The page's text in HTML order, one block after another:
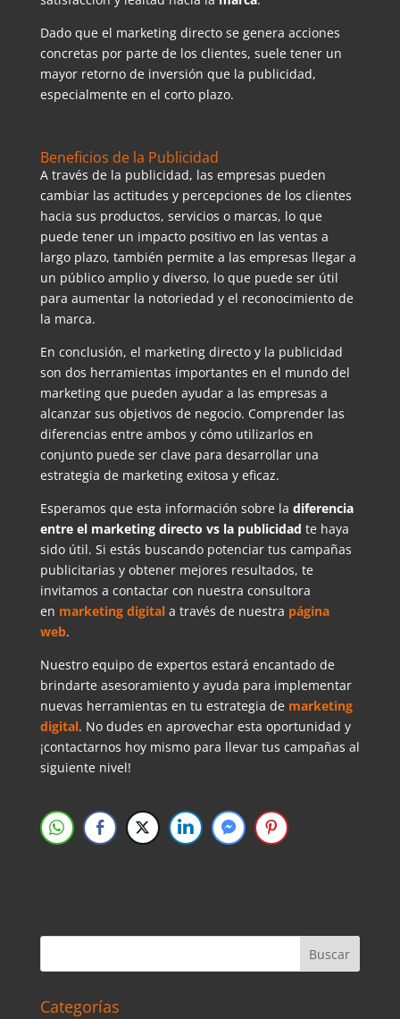
Dado que el marketing directo se genera acciones
concretas por parte de los clientes, suele tener un
mayor retorno de inversión que la publicidad,
especialmente en el corto plazo.
Beneficios de la Publicidad
A través de la publicidad, las empresas pueden
cambiar las actitudes y percepciones de los clientes
hacia sus productos, servicios o marcas, lo que
puede tener un impacto positivo en las ventas a
largo plazo, también permite a las empresas llegar a
un público amplio y diverso, lo que puede ser útil
para aumentar la notoriedad y el reconocimiento de
la marca.
En conclusión, el marketing directo y la publicidad
son dos herramientas importantes en el mundo del
marketing que pueden ayudar a las empresas a
alcanzar sus objetivos de negocio. Comprender las
diferencias entre ambos y cómo utilizarlos en
conjunto puede ser clave para desarrollar una
estrategia de marketing exitosa y eficaz.
Esperamos que esta información sobre la diferencia
entre el marketing directo vs la publicidad te haya
sido útil. Si estás buscando potenciar tus campañas
publicitarias y obtener mejores resultados, te
invitamos a contactar con nuestra consultora
en marketing digitala través de nuestra página
web.
Nuestro equipo de expertos estará encantado de
brindarte asesoramiento y ayuda para implementar
nuevas herramientas en tu estrategia de marketing
digital. No dudes en aprovechar esta oportunidad y
¡contactarnos hoy mismo para llevar tus campañas al
siguiente nivel!
Categorías